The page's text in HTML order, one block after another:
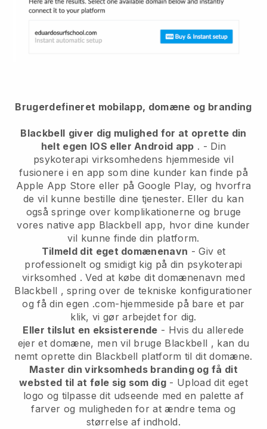
Brugerdefineret mobilapp, domæne og branding
Blackbell giver dig mulighed for at oprette din
helt egen IOS eller Android app . - Din
psykoterapi virksomhedens hjemmeside vil
fusionere i en app som dine kunder kan finde på
Apple App Store eller på Google Play, og hvorfra
de vil kunne bestille dine tjenester. Eller du kan
også springe over komplikationerne og bruge
vores native app Blackbell app, hvor dine kunder
vil kunne finde din platform.
Tilmeld dit eget domænenavn -Giv et
professionelt og smidigt kig på din psykoterapi
virksomhed . Ved at købe dit domænenavn med
Blackbell , spring over de tekniske konfigurationer
og få din egen .com-hjemmeside på bare et par
klik, vi gør arbejdet for dig.
Eller tilslut en eksisterende - Hvis du allerede
ejer et domæne, men vil bruge Blackbell , kan du
nemt oprette din Blackbell platform til dit domæne.
Master din virksomheds branding og få dit
websted til at føle sig som dig - Upload dit eget
logo og tilpasse dit udseende med en palette af
farver og muligheden for at ændre tema og
størrelse af indhold.